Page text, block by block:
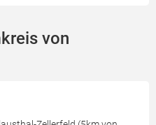
von